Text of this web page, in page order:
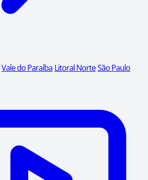
Vale do Paraíba Litoral NorteSão Paulo